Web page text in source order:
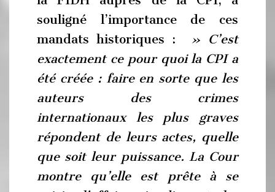
souligné l’importance de ces
mandats historiques :
» C’est
exactement ce pour quoi la CPI a
été créée : faire en sorte que les
auteurs des crimes
internationaux les plus graves
répondent de leurs actes, quelle
que soit leur puissance. La Cour
montre qu’elle est prête à se